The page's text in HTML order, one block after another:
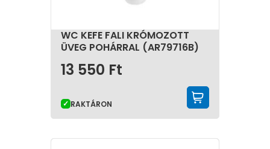
WC KEFE FALI KRÓMOZOTT
ÜVEG POHÁRRAL (AR79716B)
13 550 Ft
RAKTÁRON